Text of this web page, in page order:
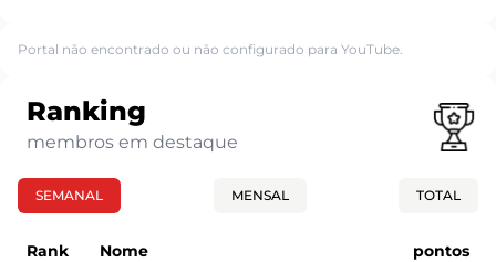
Portal não encontrado ou não configurado para YouTube.
Ranking
membros em destaque
SEMANAL MENSAL TOTAL
Rank Nome pontos